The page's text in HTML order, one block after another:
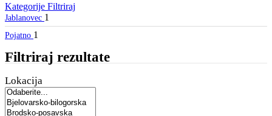
Kategorije Filtriraj
Jablanovec 1
Pojatno 1
Filtriraj rezultate
Lokacija